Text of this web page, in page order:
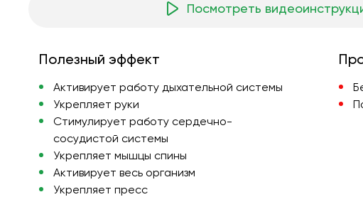
Посмотреть
Полезный эффект
Активирует работу дыхательной системы
Укрепляет руки
Стимулирует работу сердечно-
сосудистой системы
Укрепляет мышцы спины
Активирует весь организм
Укрепляет пресс